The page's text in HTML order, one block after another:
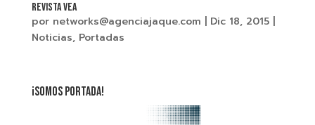
REVISTA VEA
por networks@agenciajaque.com Dic 18, 2015|
Noticias, Portadas
¡SOMOS PORTADA!